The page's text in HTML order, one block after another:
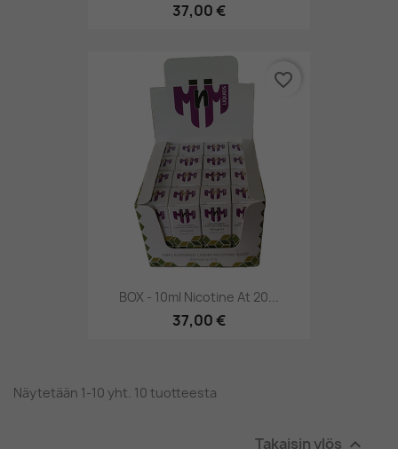
37,00 €
BOX - 10ml Nicotine At 20...
37,00 €
favorite_border
Näytetään 1-10 yht. 10 tuotteesta
Takaisin ylös 